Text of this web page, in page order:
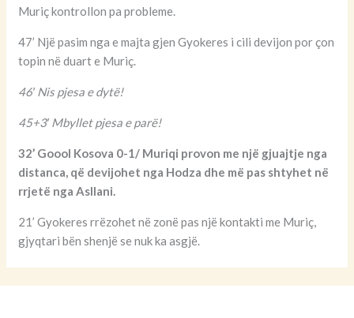
Muriç kontrollon pa probleme.
47’ Një pasim nga e majta gjen Gyokeres i cili devijon por çon
topin në duart e Muriç.
46′ Nis pjesa e dytë!
45+3′ Mbyllet pjesa e parë!
32’ Goool Kosova 0-1/ Muriqi provon me një gjuajtje nga
distanca, që devijohet nga Hodza dhe më pas shtyhet në
rrjetë nga Asllani.
21’ Gyokeres rrëzohet në zonë pas një kontakti me Muriç,
gjyqtari bën shenjë se nuk ka asgjë.